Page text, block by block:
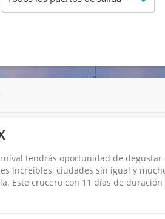
tendrás oportunidad de
increíbles, ciudades sin igual y
Este crucero con 11 días de